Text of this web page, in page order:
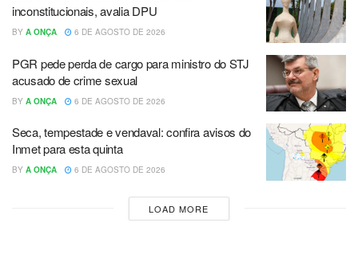
inconstitucionais, avalia DPU
BY A ONÇA 6 DE AGOSTO DE 2026
PGR pede perda de cargo para ministro do STJ
acusado de crime sexual
BY A ONÇA 6 DE AGOSTO DE 2026
Seca, tempestade e vendaval: confira avisos do
Inmet para esta quinta
BY A ONÇA 6 DE AGOSTO DE 2026
LOAD MORE